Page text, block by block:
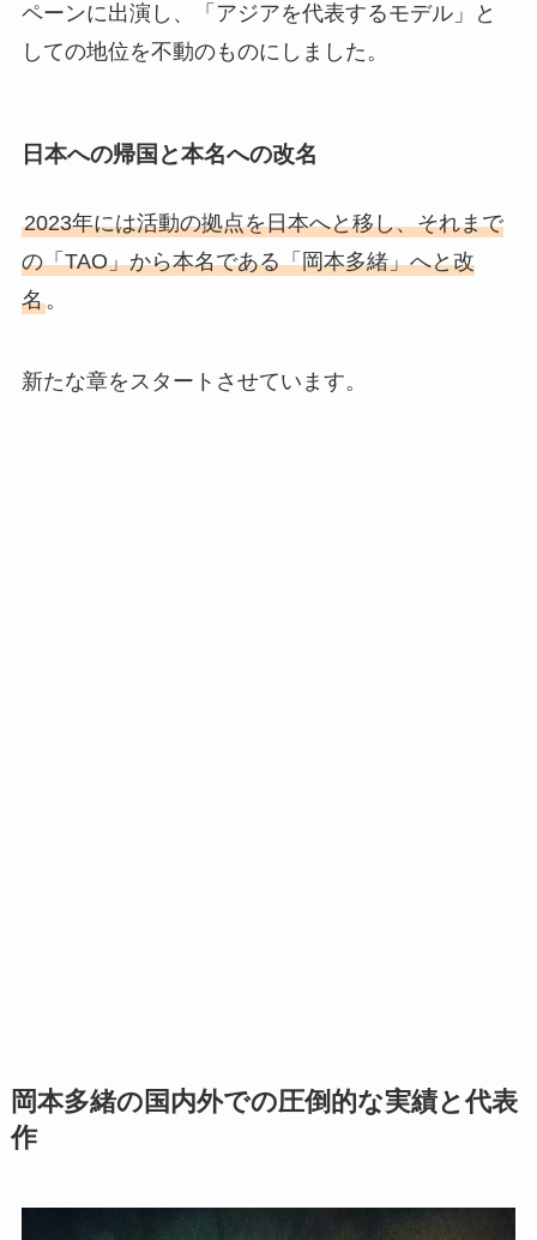
ペーンに出演し、「アジアを代表するモデル」と
しての地位を不動のものにしました。
日本への帰国と本名への改名
2023年には活動の拠点を日本へと移し、それまで
の「TAO」から本名である「岡本多緒」へと改
名。
新たな章をスタートさせています。
岡本多緒の国内外での圧倒的な実績と代表
作